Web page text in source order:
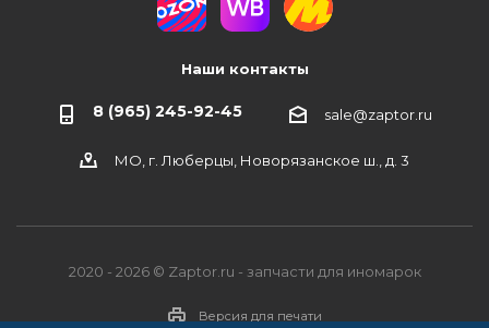
Наши контакты
8 (965) 245-92-45 sale@zaptor.ru
МО, г. Люберцы, Новорязанское ш., д. 3
2020 - 2026 © Zaptor.ru - запчасти для иномарок
Версия для печати